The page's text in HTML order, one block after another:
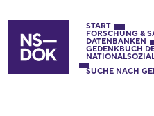
START
FORSCHUNG &
DATENBANKEN
GEDENKBUCH
SUCHE NACH